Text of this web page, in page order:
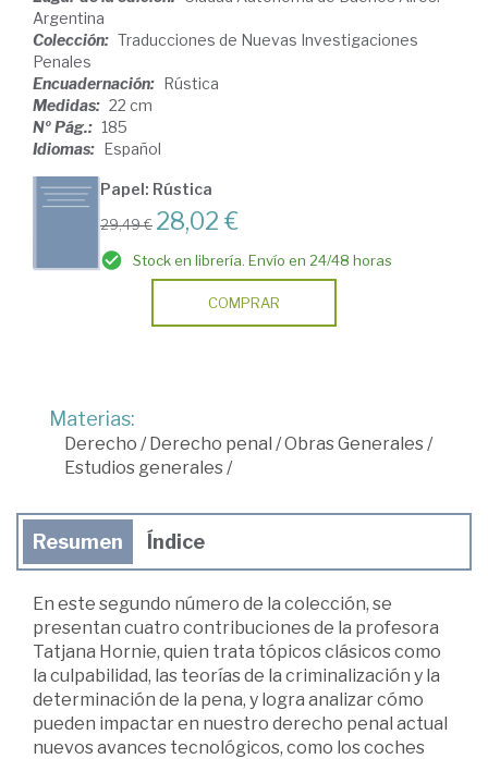
Argentina
Colección: Traducciones de Nuevas Investigaciones
Penales
Encuadernación: Rústica
Medidas: 22 cm
Nº Pág.: 185
Idiomas: Español
Papel: Rústica
29,49 € 28,02 €
Stock en librería. Envío en 24/48 horas
COMPRAR
Materias:
Derecho /Derecho penal /Obras Generales /
Estudios generales /
Resumen Índice
En este segundo número de la colección, se
presentan cuatro contribuciones de la profesora
Tatjana Hornie, quien trata tópicos clásicos como
la culpabilidad, las teorías de la criminalización y la
determinación de la pena, y logra analizar cómo
pueden impactar en nuestro derecho penal actual
nuevos avances tecnológicos, como los coches